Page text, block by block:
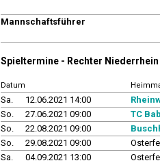
Mannschaftsführer
Spieltermine - Rechter
Datum
Sa. 12.06.2021 14:00
So.
27.06.2021 09:00
TC
So.
22.08.2021 09:00
So.
29.08.2021 09:00
Sa.
04.09.2021 13:00